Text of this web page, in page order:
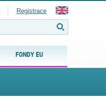
FONDY EU
Registrace